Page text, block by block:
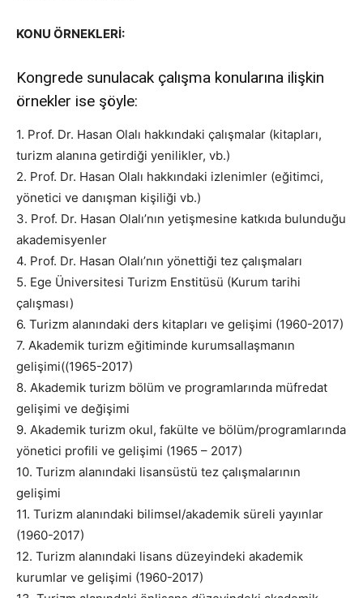
KONU ÖRNEKLERİ:
Kongrede sunulacak çalışma konularına ilişkin
örnekler ise şöyle:
1. Prof. Dr. Hasan Olalı hakkındaki çalışmalar (kitapları,
turizm alanına getirdiği yenilikler, vb.)
2. Prof. Dr. Hasan Olalı hakkındaki izlenimler (eğitimci,
yönetici ve danışman kişiliği vb.)
3. Prof. Dr. Hasan Olalı’nın yetişmesine katkıda bulunduğu
akademisyenler
4. Prof. Dr. Hasan Olalı’nın yönettiği tez çalışmaları
5. Ege Üniversitesi Turizm Enstitüsü (Kurum tarihi
çalışması)
6. Turizm alanındaki ders kitapları ve gelişimi (1960-2017)
7. Akademik turizm eğitiminde kurumsallaşmanın
gelişimi((1965-2017)
8. Akademik turizm bölüm ve programlarında müfredat
gelişimi ve değişimi
9. Akademik turizm okul, fakülte ve bölüm/programlarında
yönetici profili ve gelişimi (1965 – 2017)
10. Turizm alanındaki lisansüstü tez çalışmalarının
gelişimi
11. Turizm alanındaki bilimsel/akademik süreli yayınlar
(1960-2017)
12. Turizm alanındaki lisans düzeyindeki akademik
kurumlar ve gelişimi (1960-2017)